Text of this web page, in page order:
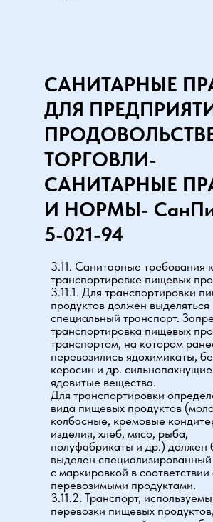
3.11. Санитарные требования к
транспортировке пищевых
3.11.1. Для транспортировки
продуктов должен выделяться
специальный транспорт.
транспортировка пищевых
транспортом, на котором
перевозились ядохимикаты,
керосин и др.
ядовитые вещества.
Для транспортировки
вида пищевых продуктов
колбасные, кремовые
изделия, хлеб, мясо, рыба,
полуфабрикаты и др.) должен
выделен
с маркировкой в соответствии
перевозимыми продуктами.
3.11.2. Транспорт,
перевозки пищевых
САНИТАРНЫЕ
ДЛЯ
ТОРГОВЛИ-
САНИТАРНЫЕ
И НОРМЫ-
5-021-94